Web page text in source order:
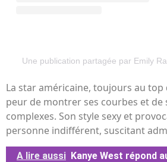
Une publication partagée par Emily
La star américaine, toujours au top
peur de montrer ses courbes et de
complexes. Son style sexy et
personne indifférent, suscitant
A lire aussi Kanye West répond